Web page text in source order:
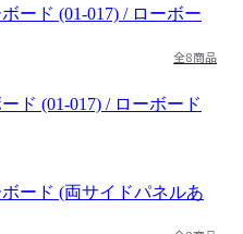
全8商品
ド (01-017) / ローボード